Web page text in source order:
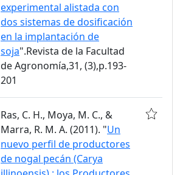
experimental alistada con
dos sistemas de dosificación
en la implantación de
soja".Revista de la Facultad
de Agronomía,31, (3),p.193-
201
Ras, C. H., Moya, M. C., &
Marra, R. M. A. (2011). "Un
nuevo perfil de productores
de nogal pecán (Carya